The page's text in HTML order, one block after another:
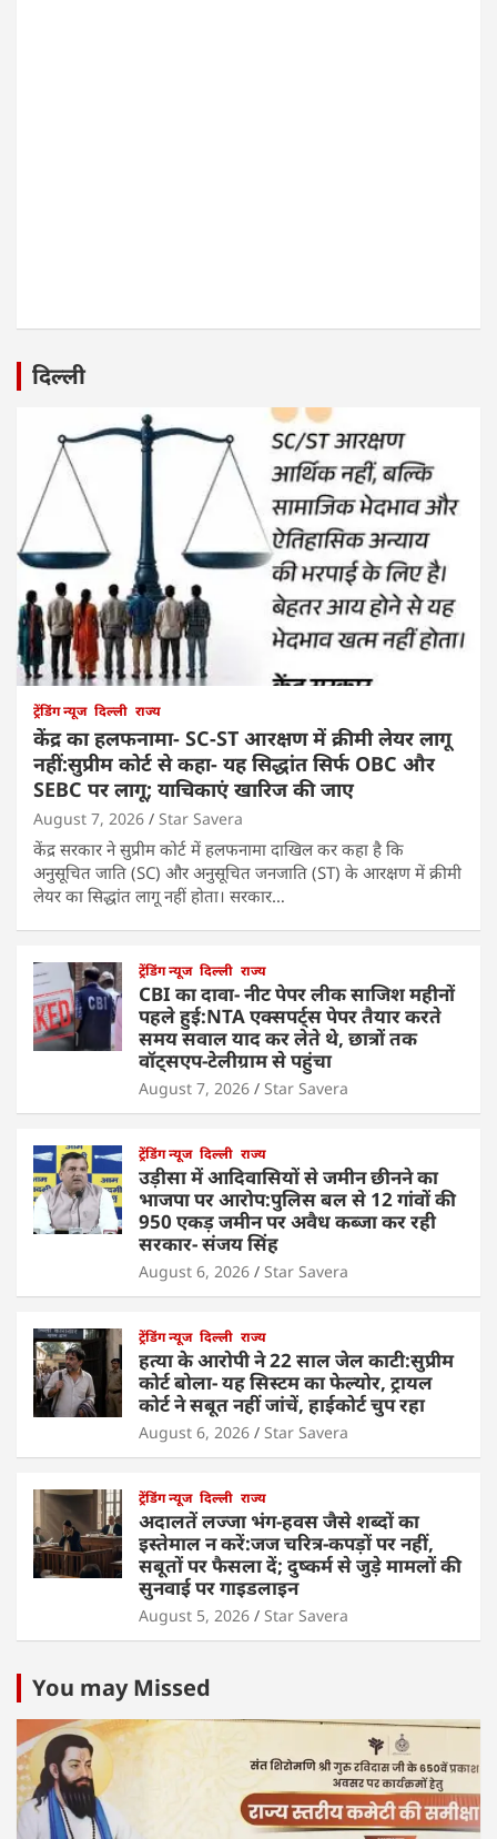
दिल्ली
ट्रेंडिंग न्यूज दिल्ली राज्य
केंद्र का हलफनामा- SC-ST आरक्षण में क्रीमी लेयर लागू
नहीं:सुप्रीम कोर्ट से कहा- यह सिद्धांत सिर्फ OBC और
SEBC पर लागू; याचिकाएं खारिज की जाए
August 7, 2026 Star Savera
केंद्र सरकार ने सुप्रीम कोर्ट में हलफनामा दाखिल कर कहा है कि
अनुसूचित जाति (SC) और अनुसूचित जनजाति (ST) के आरक्षण में क्रीमी
लेयर का सिद्धांत लागू नहीं होता। सरकार…
ट्रेंडिंग न्यूज दिल्ली राज्य
CBI का दावा- नीट पेपर लीक साजिश महीनों
पहले हुई:NTA एक्सपर्ट्स पेपर तैयार करते
समय सवाल याद कर लेते थे, छात्रों तक
वॉट्सएप-टेलीग्राम से पहुंचा
August 7, 2026 Star Savera
ट्रेंडिंग न्यूज दिल्ली राज्य
उड़ीसा में आदिवासियों से जमीन छीनने का
भाजपा पर आरोप:पुलिस बल से 12 गांवों की
950 एकड़ जमीन पर अवैध कब्जा कर रही
सरकार- संजय सिंह
August 6, 2026 Star Savera
ट्रेंडिंग न्यूज दिल्ली राज्य
हत्या के आरोपी ने 22 साल जेल काटी:सुप्रीम
कोर्ट बोला- यह सिस्टम का फेल्योर, ट्रायल
कोर्ट ने सबूत नहीं जांचें, हाईकोर्ट चुप रहा
August 6, 2026 Star Savera
ट्रेंडिंग न्यूज दिल्ली राज्य
अदालतें लज्जा भंग-हवस जैसे शब्दों का
इस्तेमाल न करें:जज चरित्र-कपड़ों पर नहीं,
सबूतों पर फैसला दें; दुष्कर्म से जुड़े मामलों की
सुनवाई पर गाइडलाइन
August 5, 2026 Star Savera
You may Missed